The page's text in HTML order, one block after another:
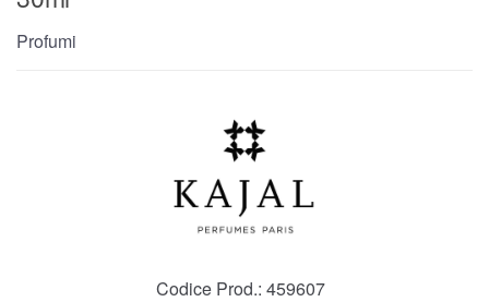
Profumi
Codice Prod.: 459607